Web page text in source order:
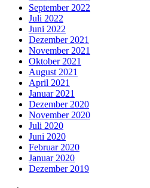
September 2022
Juli 2022
Juni 2022
Dezember 2021
November 2021
Oktober 2021
August 2021
April 2021
Januar 2021
Dezember 2020
November 2020
Juli 2020
Juni 2020
Februar 2020
Januar 2020
Dezember 2019